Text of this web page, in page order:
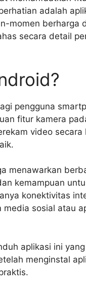
adalah
momen berharga
secara detail
pengguna
fitur kamera
video secara
menawarkan
kemampuan
konektivitas
sosial atau
aplikasi ini
menginstal